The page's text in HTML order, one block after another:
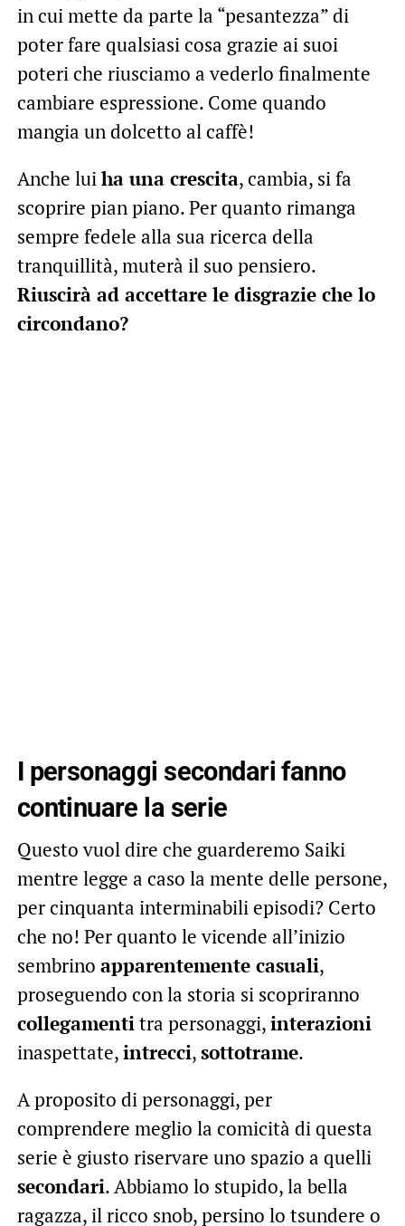
in cui mette da parte la “pesantezza” di
poter fare qualsiasi cosa grazie ai suoi
poteri che riusciamo a vederlo finalmente
cambiare espressione. Come quando
mangia un dolcetto al caffè!
Anche luiha una crescita, cambia, si fa
scoprire pian piano. Per quanto rimanga
sempre fedele alla sua ricerca della
tranquillità, muterà il suo pensiero.
Riuscirà ad accettare le disgrazie che lo
circondano?
I personaggi secondari fanno
continuare la serie
Questo vuol dire che guarderemo Saiki
mentre legge a caso la mente delle persone,
per cinquanta interminabili episodi? Certo
che no! Per quanto le vicende all’inizio
sembrino apparentemente casuali,
proseguendo con la storia si scopriranno
collegamenti tra personaggi,interazioni
inaspettate,intrecci,sottotrame.
A proposito di personaggi, per
comprendere meglio la comicità di questa
serie è giusto riservare uno spazio a quelli
secondari. Abbiamo lo stupido, la bella
ragazza, il ricco snob, persino lo tsundere o